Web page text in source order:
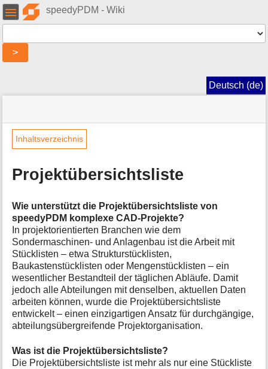
speedyPDM - Wiki
Werkzeuge
>
Benutzer-
Werkzeuge
Deutsch (de)
befinden
sich
hier:
»
speedy
»
»
Projektübersichtsliste
Seiten-
Werkzeuge
e
t
i
f
o
r
m
a
t
i
o
n
e
z
u
Inhaltsverzeichnis
Projektübersichtsliste
Wie unterstützt die Projektübersichtsliste von
speedyPDM komplexe CAD-Projekte?
In projektorientierten Branchen wie dem
Sondermaschinen- und Anlagenbau ist die Arbeit mit
Stücklisten – etwa Strukturstücklisten,
Baukastenstücklisten oder Mengenstücklisten – ein
wesentlicher Bestandteil der täglichen Abläufe. Damit
jedoch alle Abteilungen mit denselben, aktuellen Daten
arbeiten können, wurde die Projektübersichtsliste
entwickelt – einen einzigartigen Ansatz für durchgängige,
abteilungsübergreifende Projektorganisation.
Was ist die Projektübersichtsliste?
Die Projektübersichtsliste ist mehr als nur eine Stückliste